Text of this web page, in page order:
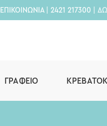
ΕΠΙΚΟΙΝΩΝΙΑ| 2421 217300 |
ΓΡΑΦΕΊΟ